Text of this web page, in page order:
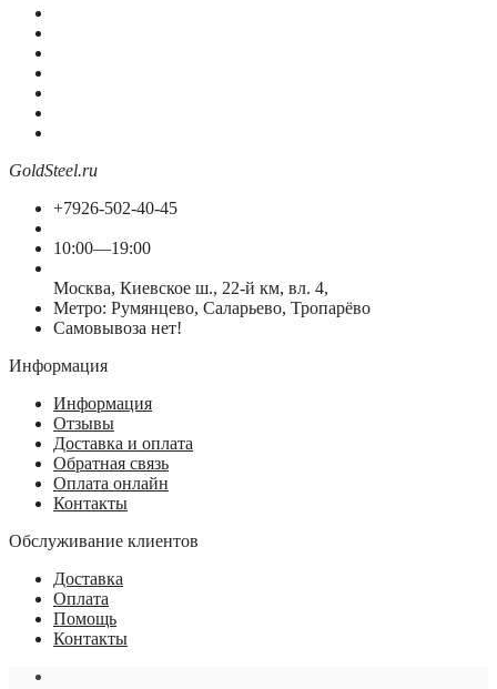
GoldSteel.ru
+7926-502-40-45
10:00—19:00
Москва, Киевское ш., 22-й км, вл. 4,
Метро: Румянцево, Саларьево, Тропарёво
Самовывоза нет!
Информация
Информация
Отзывы
Доставка и оплата
Обратная связь
Оплата онлайн
Контакты
Обслуживание клиентов
Доставка
Оплата
Помощь
Контакты